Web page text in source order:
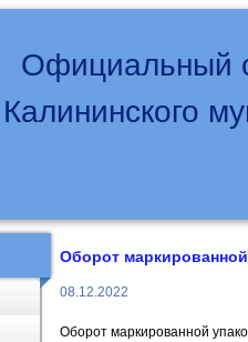
Официальный
Калининского
Оборот
08.12.2022
Оборот маркированной